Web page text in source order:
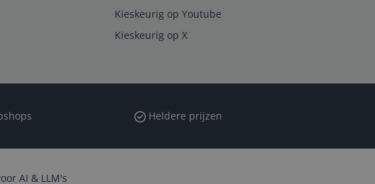
Kieskeurig op Youtube
Kieskeurig op X
Heldere prijzen
AI & LLM's